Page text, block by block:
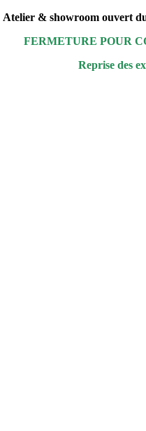
Atelier & showroom ouvert
FERMETURE POUR
Reprise des